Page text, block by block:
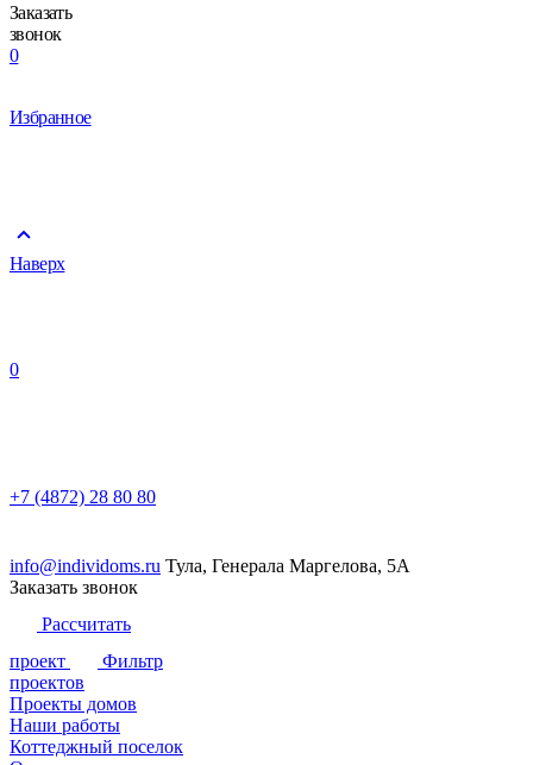
Заказать
звонок
0
Избранное
Наверх
0
+7 (4872) 28 80 80
info@individoms.ru Тула, Генерала Маргелова, 5А
Заказать звонок
Рассчитать
проект
Фильтр
проектов
Проекты домов
Серия
Серия LINE
Этажность
Наши работы
Коттеджный поселок